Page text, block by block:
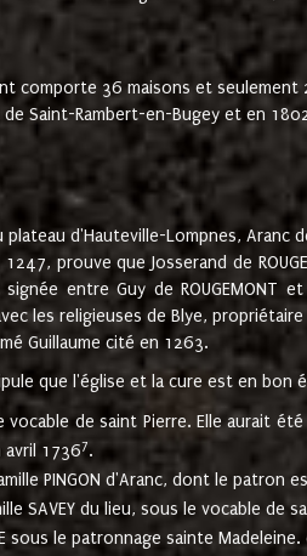
comporte 36 maisons et seulement
Saint-Rambert-en-Bugey et en
d'Hauteville-Lompnes,
1247, prouve que Josserand de
entre Guy de
les religieuses de Blye,
Guillaume cité en 1263.
que l'église et la cure est en bon
de saint Pierre. Elle aurait été
avril 17367.
PINGON d'Aranc, dont le patron
SAVEY du lieu, sous le vocable de
sous le patronnage sainte